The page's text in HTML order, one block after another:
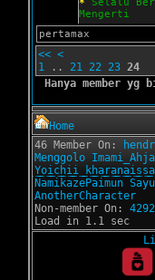
Mengerti
pertamax
<< <
1 .. 21 22 23 24
Hanya member
Home
46 Member On:
Menggolo
Yoichii
NamikazePaimun
AnotherCharacter
Non-member On:
Load in 1.1 sec